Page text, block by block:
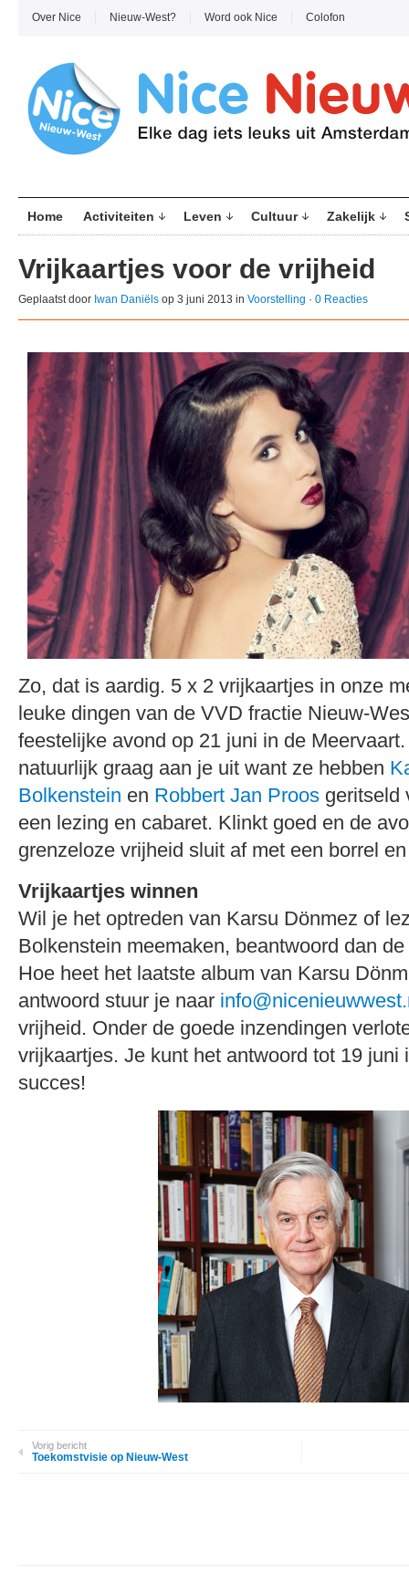
Over Nice Nieuw-West? Word ook Nice Colofon
Home Activiteiten Leven Cultuur Zakelijk
Vrijkaartjes voor de vrijheid
Geplaatst door Iwan Daniëls op 3 juni 2013 in Voorstelling · 0 Reacties
Zo, dat is aardig. 5 x 2 vrijkaartjes in onze
leuke dingen van de VVD fractie Nieuw-
feestelijke avond op 21 juni in de
natuurlijk graag aan je uit want ze hebben
Bolkenstein en Robbert Jan Proos geritseld
een lezing en cabaret. Klinkt goed en de
grenzeloze vrijheid sluit af met een borrel
Vrijkaartjes winnen
Wil je het optreden van Karsu Dönmez of
Bolkenstein meemaken, beantwoord dan
Hoe heet het laatste album van Karsu
antwoord stuur je naar
vrijheid. Onder de goede inzendingen
vrijkaartjes. Je kunt het antwoord tot 19 juni
succes!
Vorig bericht
Toekomstvisie op Nieuw-West